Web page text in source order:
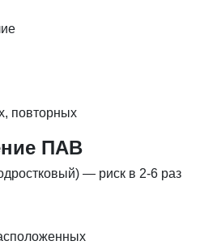
повторных
ПАВ
— риск в 2-6 раз